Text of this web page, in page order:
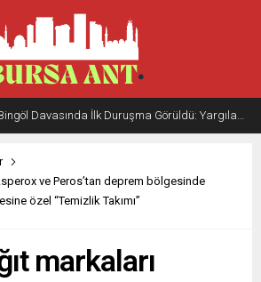
Doruk Efe Bingöl Davasında İlk Duruşma Görüldü: Yargılama 20 Ekim 2026’ya Ertelendi
ve Peros’tan deprem bölgesinde
özel “Temizlik Takımı”
markaları